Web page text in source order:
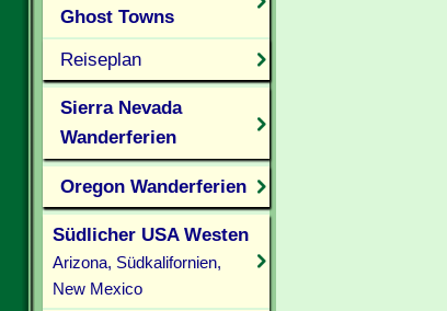
Ghost Towns
Reiseplan
Sierra Nevada
Wanderferien
Oregon Wanderferien
Südlicher USA Westen
Arizona, Südkalifornien,
New Mexico